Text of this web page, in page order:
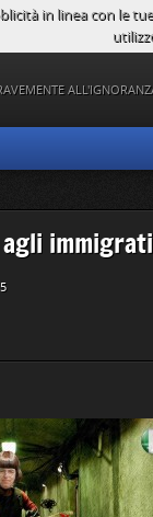
immigrati
in linea con le